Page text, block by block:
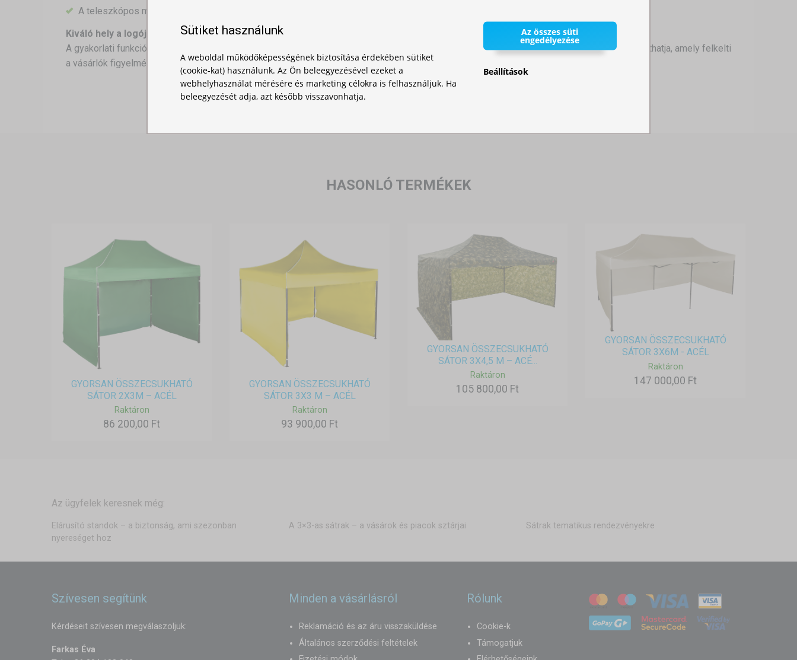
A teleszkópos mechanizmusnak köszönhetően a rúd magasságát állíthatja, így könnyen alkalmazkodik a pult magasságához.
Kiváló hely a logójának:
A gyakorlati funkció mellett a féloldalfal lehetőséget kínál a láthatóság növelésére is – logóval, szlogennel vagy bármilyen grafikával nyomtathatja, amely felkelti
a vásárlók figyelmét.
HASONLÓ TERMÉKEK
GYORSAN ÖSSZECSUKHATÓ
SÁTOR 2X3M – ACÉL
Raktáron
86 200,00 Ft
GYORSAN ÖSSZECSUKHATÓ
SÁTOR 3X3 M – ACÉL
Raktáron
93 900,00 Ft
GYORSAN ÖSSZECSUKHATÓ
SÁTOR 3X4,5 M – ACÉ...
Raktáron
105 800,00 Ft
GYORSAN ÖSSZECSUKHATÓ
SÁTOR 3X6M - ACÉL
Raktáron
147 000,00 Ft
Az ügyfelek keresnek még:
Elárusító standok – a biztonság, ami szezonban
nyereséget hoz
A 3×3-as sátrak – a vásárok és piacok sztárjai Sátrak tematikus rendezvényekre
Szívesen segítünk
Kérdéseit szívesen megválaszoljuk:
Farkas Éva
Minden a vásárlásról
Reklamáció és az áru visszaküldése
Általános szerződési feltételek
Rólunk
Cookie-k
Támogatjuk
Sütiket használunk
A weboldal működőképességének biztosítása érdekében sütiket
(cookie-kat) használunk. Az Ön beleegyezésével ezeket a
webhelyhasználat mérésére és marketing célokra is felhasználjuk. Ha
beleegyezését adja, azt később visszavonhatja.
Az összes süti
engedélyezése
Beállítások